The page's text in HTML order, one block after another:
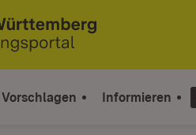
Vorschlagen Informieren